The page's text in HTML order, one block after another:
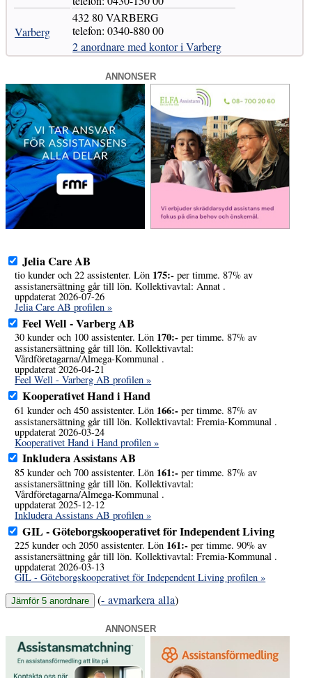
Varberg
432 80 VARBERG
telefon: 0340-880 00
2 anordnare med kontor i Varberg
ANNONSER
Jelia Care AB
tio kunder och 22 assistenter. Lön 175:- per timme. 87% av
assistanersättning går till lön. Kollektivavtal: Annat .
uppdaterat 2026-07-26
Jelia Care AB profilen »
Feel Well - Varberg AB
30 kunder och 100 assistenter. Lön 170:- per timme. 87% av
assistanersättning går till lön. Kollektivavtal:
Vårdföretagarna/Almega-Kommunal .
uppdaterat 2026-04-21
Feel Well - Varberg AB profilen »
Kooperativet Hand i Hand
61 kunder och 450 assistenter. Lön 166:- per timme. 87% av
assistanersättning går till lön. Kollektivavtal: Fremia-Kommunal .
uppdaterat 2026-03-24
Kooperativet Hand i Hand profilen »
Inkludera Assistans AB
85 kunder och 700 assistenter. Lön 161:- per timme. 87% av
assistanersättning går till lön. Kollektivavtal:
Vårdföretagarna/Almega-Kommunal .
uppdaterat 2025-12-12
Inkludera Assistans AB profilen »
GIL - Göteborgskooperativet för Independent Living
225 kunder och 2050 assistenter. Lön 161:- per timme. 90% av
assistanersättning går till lön. Kollektivavtal: Fremia-Kommunal .
uppdaterat 2026-03-13
GIL - Göteborgskooperativet för Independent Living profilen »
(- avmarkera alla)
ANNONSER